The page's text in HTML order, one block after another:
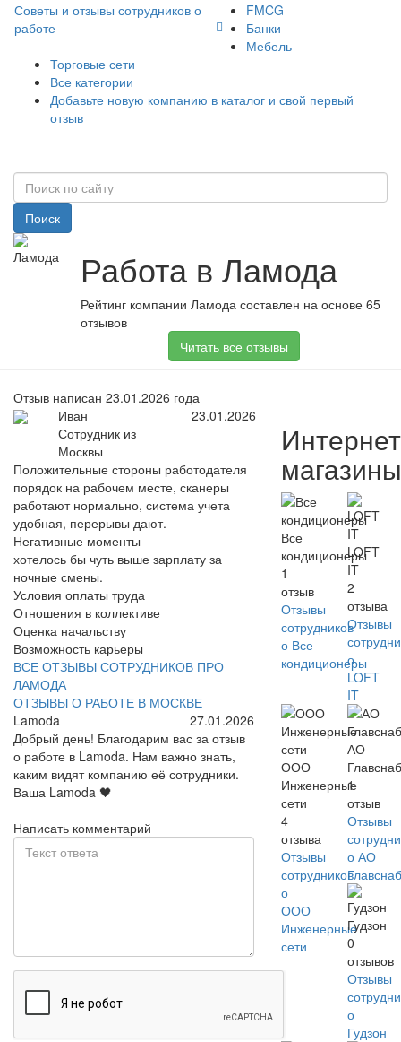
Советы и отзывы сотрудников о
работе
FMCG
Банки
Мебель
Торговые сети
Все категории
Добавьте новую компанию в каталог и свой первый
отзыв
Поиск
Работа в Ламода
Рейтинг компании Ламода составлен на основе 65
отзывов
Читать все отзывы
Отзыв написан 23.01.2026 года
Иван
Сотрудник из
Москвы
23.01.2026
Положительные стороны работодателя
порядок на рабочем месте, сканеры
работают нормально, система учета
удобная, перерывы дают.
Негативные моменты
хотелось бы чуть выше зарплату за
ночные смены.
Условия оплаты труда
Отношения в коллективе
Оценка начальству
Возможность карьеры
ВСЕ ОТЗЫВЫ СОТРУДНИКОВ ПРО
ЛАМОДА
ОТЗЫВЫ О РАБОТЕ В МОСКВЕ
Lamoda
27.01.2026
Добрый день! Благодарим вас за отзыв
о работе в Lamoda. Нам важно знать,
каким видят компанию её сотрудники.
Ваша Lamoda 🖤
Написать комментарий
магазины
Все
кондиционеры
1
отзыв
Отзывы
сотрудников
о Все
кондиционеры
LOFT
IT
2
отзыва
Отзывы
о
LOFT
IT
ООО
Инженерные
сети
4
отзыва
Отзывы
сотрудников
о
ООО
Инженерные
сети
АО
1
отзыв
Отзывы
о АО
Гудзон
0
отзывов
Отзывы
о
Гудзон